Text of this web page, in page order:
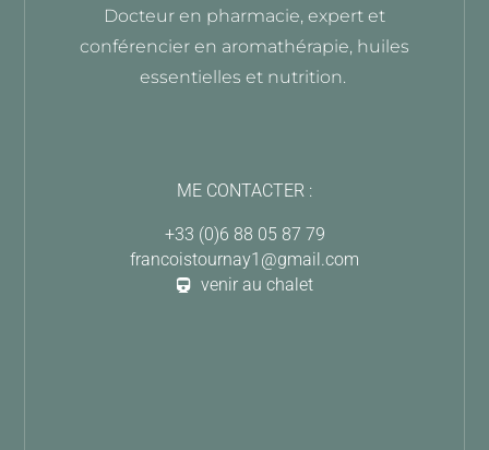
Docteur en pharmacie, expert et
conférencier en aromathérapie, huiles
essentielles et nutrition.
ME CONTACTER :
+33 (0)6 88 05 87 79
francoistournay1@gmail.com
venir au chalet